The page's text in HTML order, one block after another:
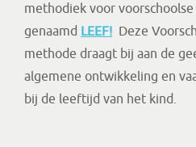
methodiek voor
genaamd LEEF! Deze
methode draagt bij aan de
algemene ontwikkeling en
bij de leeftijd van het kind.